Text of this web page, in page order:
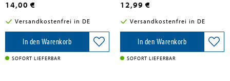
14,00 €
Versandkostenfrei in DE
In den Warenkorb
SOFORT LIEFERBAR
12,99 €
Versandkostenfrei in DE
In den Warenkorb
SOFORT LIEFERBAR